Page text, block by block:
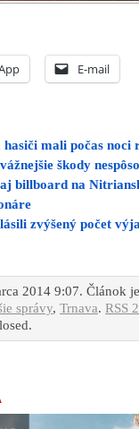
E-mail
mali počas noci
škody
billboard na
zvýšený počet
2014 9:07. Článok je
správy, Trnava. RSS